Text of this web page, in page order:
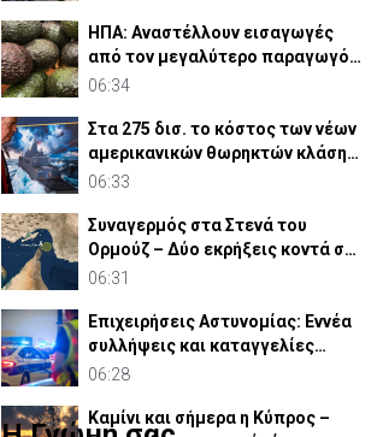
ΗΠΑ: Αναστέλλουν εισαγωγές
από τον μεγαλύτερο παραγωγό
αβοκάντο του Μεξικού
06:34
Στα 275 δισ. το κόστος των νέων
αμερικανικών θωρηκτών κλάσης
«Τραμπ»
06:33
Συναγερμός στα Στενά του
Ορμούζ – Δύο εκρήξεις κοντά σε
δεξαμενόπλοιο στο Ομάν
06:31
Επιχειρήσεις Αστυνομίας: Εννέα
συλλήψεις και καταγγελίες
μεθυσμένων οδηγών
06:28
Καμίνι και σήμερα η Κύπρος –